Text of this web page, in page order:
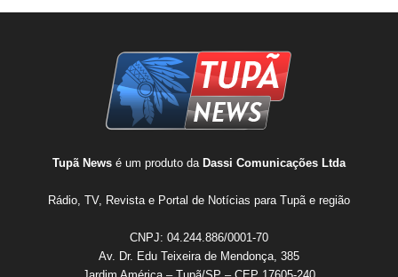
Tupã News é um produto da Dassi Comunicações Ltda
Rádio, TV, Revista e Portal de Notícias para Tupã e região
CNPJ: 04.244.886/0001-70
Av. Dr. Edu Teixeira de Mendonça, 385